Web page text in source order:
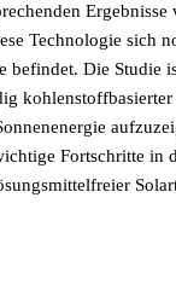
Ergebnisse
Technologie sich
befindet. Die Studie
kohlenstoffbasierter
Fortschritte in